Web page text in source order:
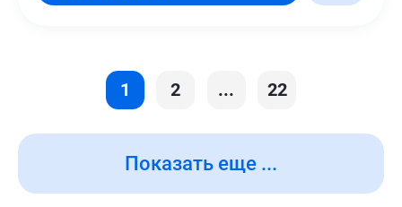
Показать еще ...
1 2 ... 22